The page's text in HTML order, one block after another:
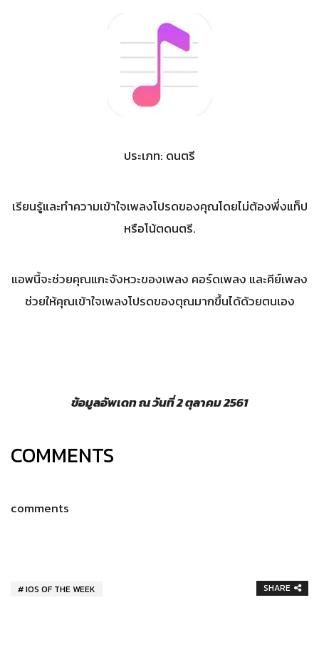
ประเภท: ดนตรี
เรียนรู้และทำความเข้าใจเพลงโปรดของคุณโดยไม่ต้องพึ่งแท็ป
หรือโน้ตดนตรี.
แอพนี้จะช่วยคุณแกะจังหวะของเพลง คอร์ดเพลง และคีย์เพลง
ช่วยให้คุณเข้าใจเพลงโปรดของตุณมากขึ้นได้ด้วยตนเอง
ข้อมูลอัพเดท ณ วันที่2ตุลาคม2561
COMMENTS
comments
IOS OF THE WEEK SHARE